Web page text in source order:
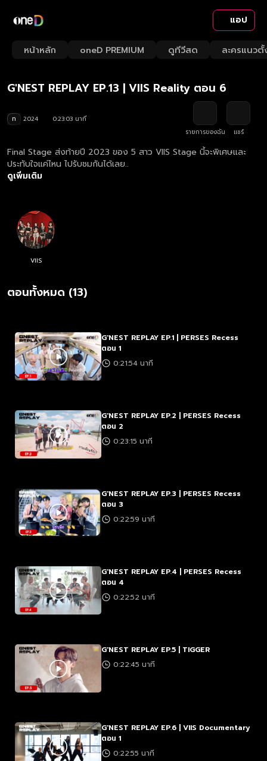
แอป
หน้าหลัก oneD PREMIUM ดูทีวีสด ละครแนวตั้
Loaded:
4.30%
Rate
G'NEST REPLAY EP.13 | VIIS Reality ตอน 6
ท 2024
0:23:03 นาที
รายการของฉัน
แชร์
Final Stage ส่งท้ายปี 2023 ของ 5 สาว VIIS Stage นี้จะพิเศษและ
ประทับใจแค่ไหน ไปรับชมกันได้เลย..
ดูเพิ่มเติม
VIIS
ตอนทั้งหมด (13)
G'NEST REPLAY EP.1 | PERSES Recess
ตอน 1
0:21:54 นาที
G'NEST REPLAY EP.2 | PERSES Recess
ตอน 2
0:23:15 นาที
G'NEST REPLAY EP.3 | PERSES Recess
ตอน 3
0:22:59 นาที
G'NEST REPLAY EP.4 | PERSES Recess
ตอน 4
0:22:52 นาที
G'NEST REPLAY EP.5 | TIGGER
0:22:45 นาที
G'NEST REPLAY EP.6 | VIIS Documentary
ตอน 1
0:22:55 นาที